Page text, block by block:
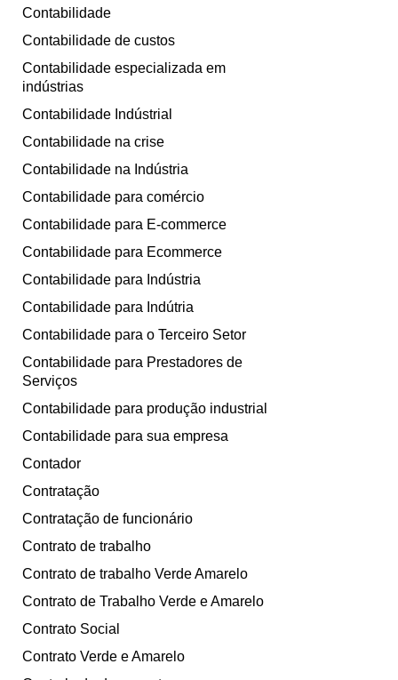
Contabilidade
Contabilidade de custos
Contabilidade especializada em
indústrias
Contabilidade Indústrial
Contabilidade na crise
Contabilidade na Indústria
Contabilidade para comércio
Contabilidade para E-commerce
Contabilidade para Ecommerce
Contabilidade para Indústria
Contabilidade para Indútria
Contabilidade para o Terceiro Setor
Contabilidade para Prestadores de
Serviços
Contabilidade para produção industrial
Contabilidade para sua empresa
Contador
Contratação
Contratação de funcionário
Contrato de trabalho
Contrato de trabalho Verde Amarelo
Contrato de Trabalho Verde e Amarelo
Contrato Social
Contrato Verde e Amarelo